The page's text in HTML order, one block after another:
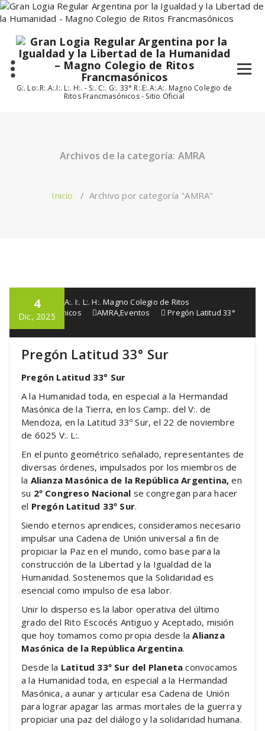
Saltar
al
G:. Lo:.R:.A:.I:. L:. H:. - S:. C:. G:. 33° R:.E:.A:.A:. Magno Colegio de
Ritos Francmasónicos - Sitio Oficial
Archivos de la categoría: AMRA
Inicio / Archivo por categoría "AMRA"
4
Dic, 2025
G:. Lo:. R:. A:. I:. L:. H:. Magno Colegio de Ritos
Francmasónicos
AMRA,Eventos
Pregón Latitud 33°
Sur
Pregón Latitud 33° Sur
Pregón Latitud 33° Sur
A la Humanidad toda, en especial a la Hermandad
Masónica de la Tierra, en los Camp:. del V:. de
Mendoza, en la Latitud 33º Sur, el 22 de noviembre
de 6025 V:. L:.
En el punto geométrico señalado, representantes de
diversas órdenes, impulsados por los miembros de
la Alianza Masónica de la República Argentina,en
su 2º Congreso Nacional se congregan para hacer
el Pregón Latitud 33º Sur.
Siendo eternos aprendices, consideramos necesario
impulsar una Cadena de Unión universal a fin de
propiciar la Paz en el mundo, como base para la
construcción de la Libertad y la Igualdad de la
Humanidad. Sostenemos que la Solidaridad es
esencial como impulso de esa labor.
Unir lo disperso es la labor operativa del último
grado del Rito Escocés Antiguo y Aceptado, misión
que hoy tomamos como propia desde laAlianza
Masónica de la República Argentina.
Desde la Latitud 33º Sur del Planeta convocamos
a la Humanidad toda, en especial a la Hermandad
Masónica, a aunar y articular esa Cadena de Unión
para lograr apagar las armas mortales de la guerra y
propiciar una paz del diálogo y la solidaridad humana.